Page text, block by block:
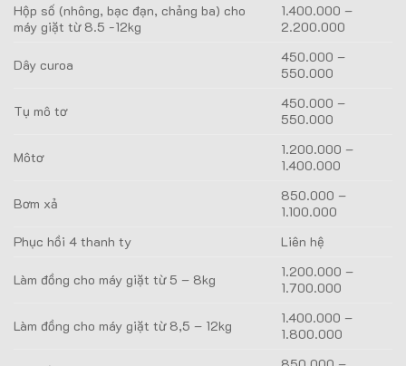
Hộp số (nhông, bạc đạn, chảng ba) cho
máy giặt từ 8.5 -12kg
1.400.000 –
2.200.000
Dây curoa
450.000 –
550.000
Tụ mô tơ
450.000 –
550.000
Môtơ
1.200.000 –
1.400.000
Bơm xả
850.000 –
1.100.000
Phục hồi 4 thanh ty
Liên hệ
Làm đồng cho máy giặt từ 5 – 8kg
1.200.000 –
1.700.000
Làm đồng cho máy giặt từ 8,5 – 12kg
1.400.000 –
1.800.000